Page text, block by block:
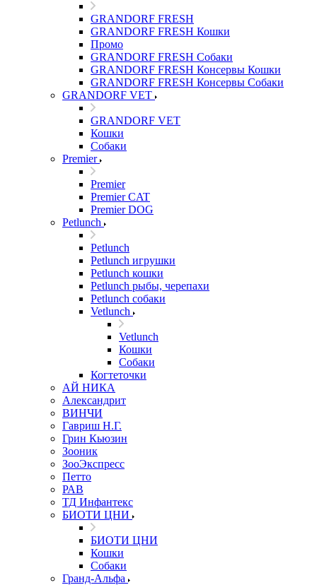
GRANDORF FRESH
GRANDORF FRESH Кошки
Промо
GRANDORF FRESH Собаки
GRANDORF FRESH Консервы Кошки
GRANDORF FRESH Консервы Собаки
GRANDORF VET
GRANDORF VET
Кошки
Собаки
Premier
Premier
Premier CAT
Premier DOG
Petlunch
Petlunch
Petlunch игрушки
Petlunch кошки
Petlunch рыбы, черепахи
Petlunch собаки
Vetlunch
Vetlunch
Кошки
Собаки
Когтеточки
АЙ НИКА
Александрит
ВИНЧИ
Гавриш Н.Г.
Грин Кьюзин
Зооник
ЗооЭкспресс
Петто
РАВ
ТД Инфантекс
БИОТИ ЦНИ
БИОТИ ЦНИ
Кошки
Собаки
Гранд-Альфа